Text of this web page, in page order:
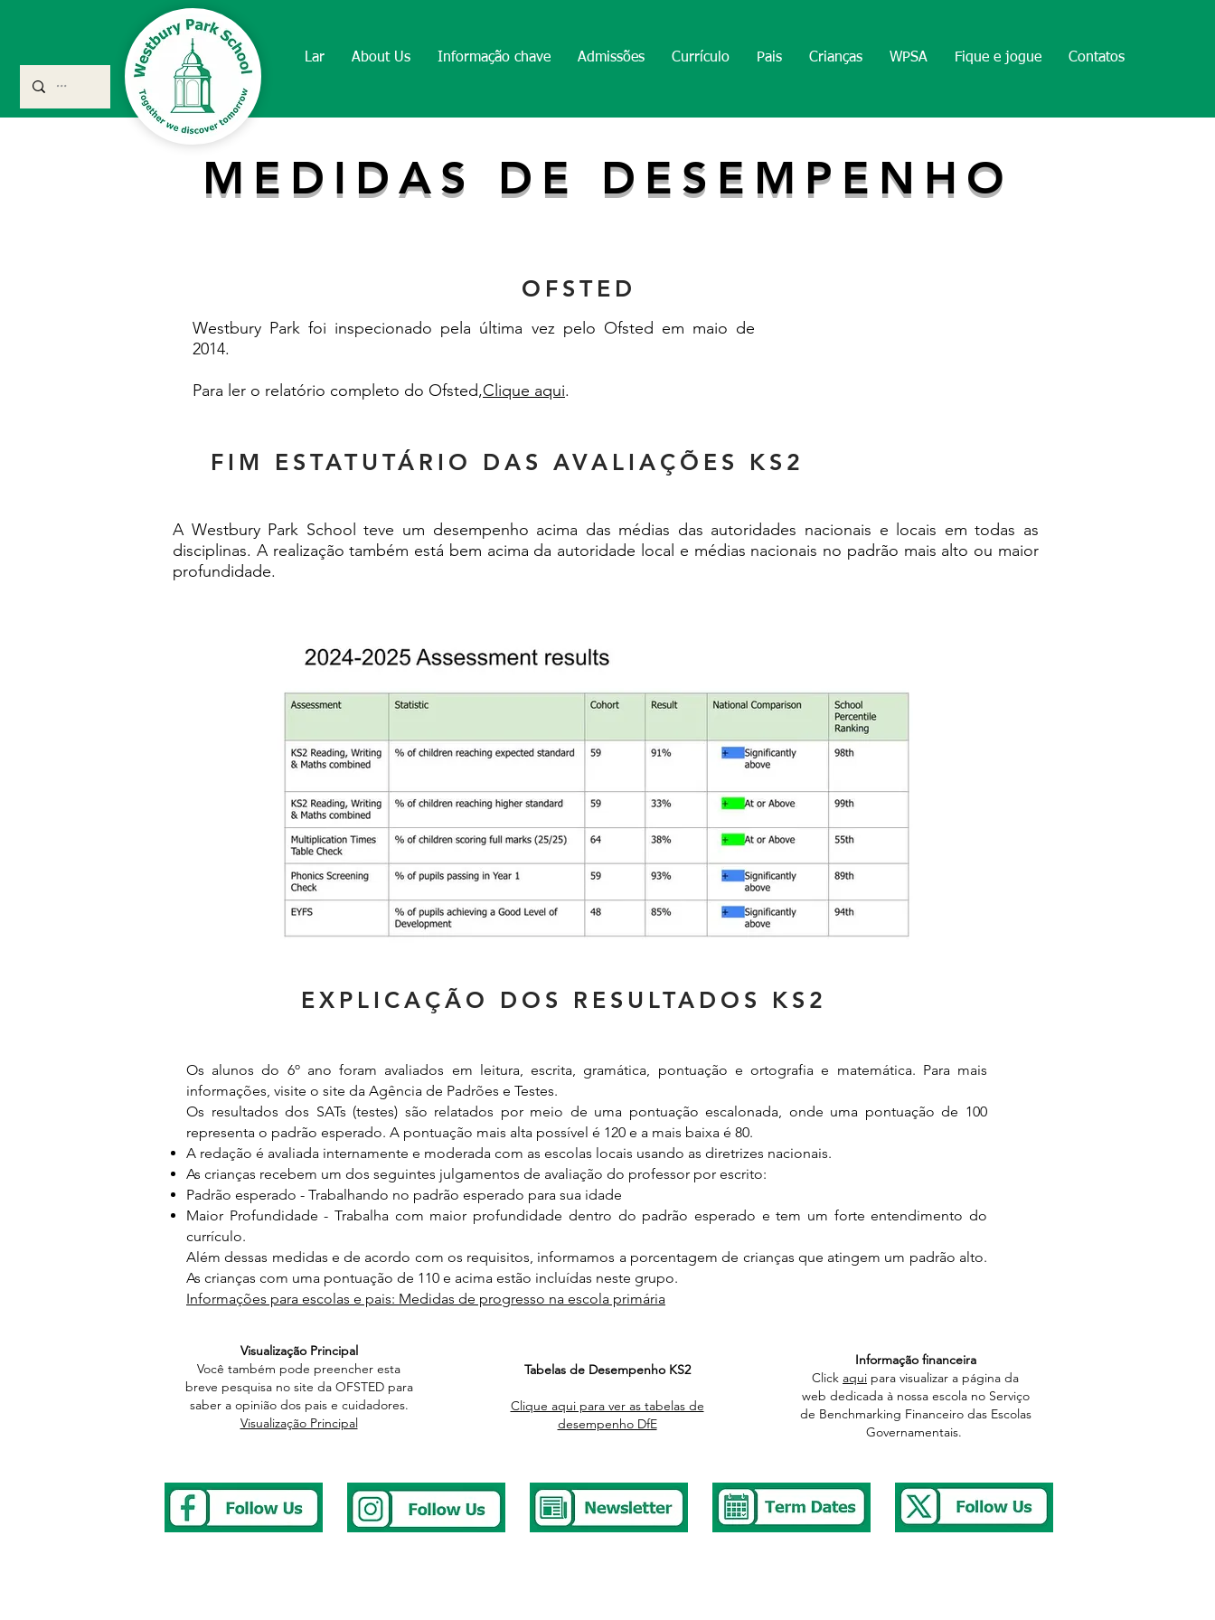
Lar About Us Informação chave Admissões Currículo Pais Crianças WPSA Fique e jogue Contatos
MEDIDAS DE DESEMPENHO
OFSTED
Westbury Park foi inspecionado pela última vez pelo Ofsted em maio de
2014.
Para ler o relatório completo do Ofsted,Clique aqui.
FIM ESTATUTÁRIO DAS AVALIAÇÕES KS2
A Westbury Park School teve um desempenho acima das médias das autoridades nacionais e locais em todas as
disciplinas. A realização também está bem acima da autoridade local e médias nacionais no padrão mais alto ou maior
profundidade.
EXPLICAÇÃO DOS RESULTADOS KS2
Os alunos do 6º ano foram avaliados em leitura, escrita, gramática, pontuação e ortografia e matemática. Para mais
informações, visite o site da Agência de Padrões e Testes.
Os resultados dos SATs (testes) são relatados por meio de uma pontuação escalonada, onde uma pontuação de 100
representa o padrão esperado. A pontuação mais alta possível é 120 e a mais baixa é 80.
A redação é avaliada internamente e moderada com as escolas locais usando as diretrizes nacionais.
As crianças recebem um dos seguintes julgamentos de avaliação do professor por escrito:
Padrão esperado - Trabalhando no padrão esperado para sua idade
Maior Profundidade - Trabalha com maior profundidade dentro do padrão esperado e tem um forte entendimento do
currículo.
Além dessas medidas e de acordo com os requisitos, informamos a porcentagem de crianças que atingem um padrão alto.
As crianças com uma pontuação de 110 e acima estão incluídas neste grupo.
Informações para escolas e pais: Medidas de progresso na escola primária
Visualização Principal
Você também pode preencher esta
breve pesquisa no site da OFSTED para
saber a opinião dos pais e cuidadores.
Visualização Principal
Tabelas de Desempenho KS2
Clique aqui para ver as tabelas de
desempenho DfE
Informação financeira
Click aqui para visualizar a página da
web dedicada à nossa escola no Serviço
de Benchmarking Financeiro das Escolas
Governamentais.